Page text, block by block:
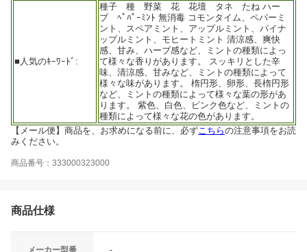
■人気のｷｰﾜｰﾄﾞ:
種子 種 野菜 花 花壇 タネ たね ハー
ブ ﾍﾟﾊﾟｰﾐﾝﾄ 無消毒 コモンタイム、ペパーミ
ント、スペアミント、アップルミント、パイナ
ップルミント、モヒートミント 清涼感、爽快
感、甘み、ハーブ感など、ミントの種類によっ
て様々な香りがあります。 スッキリとした辛
味、清涼感、甘みなど、ミントの種類によって
様々な味があります。 楕円形、卵形、長楕円形
など、ミントの種類によって様々な葉の形があ
ります。 紫色、白色、ピンク色など、ミントの
種類によって様々な花の色があります。
【メール便】商品を、お求めになる前に、必ず こちらの注意事項をお読
みください。
商品番号：333000323000
商品仕様
メーカー型番 -